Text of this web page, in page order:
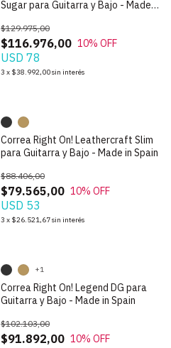
Sugar para Guitarra y Bajo - Made
$116.976,00
$129.975,00
10% OFF
USD 78
3 x $38.992,00sin interés
Correa Right On! Leathercraft Slim
para Guitarra y Bajo - Made in Spain
$79.565,00
$88.406,00
10% OFF
USD 53
3 x $26.521,67sin interés
Correa Right On! Legend DG para
Guitarra y Bajo - Made in Spain
$91.892,00
$102.103,00
10% OFF
+1